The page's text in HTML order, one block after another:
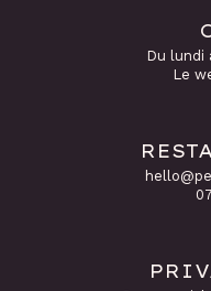
Du lundi
Le